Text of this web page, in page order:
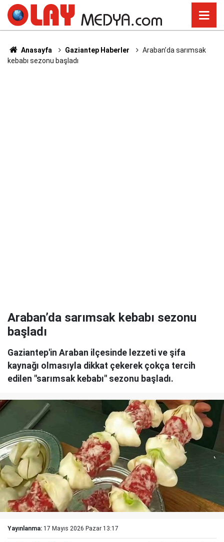
Anasayfa Gaziantep Haberler
Araban’da sarımsak
kebabı sezonu başladı
Araban’da sarımsak kebabı sezonu
başladı
Gaziantep'in Araban ilçesinde lezzeti ve şifa
kaynağı olmasıyla dikkat çekerek çokça tercih
edilen "sarımsak kebabı" sezonu başladı.
Yayınlanma: 17 Mayıs 2026 Pazar 13:17